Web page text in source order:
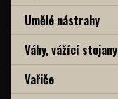
Umělé nástrahy
Váhy, vážící stojany
Vařiče